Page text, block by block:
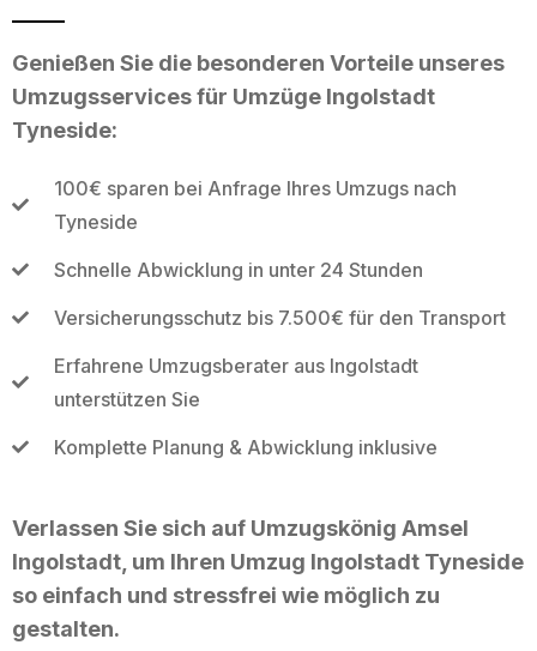
Genießen Sie die besonderen Vorteile unseres
Umzugsservices für Umzüge Ingolstadt
Tyneside:
100€ sparen bei Anfrage Ihres Umzugs nach
Tyneside
Schnelle Abwicklung in unter 24 Stunden
Versicherungsschutz bis 7.500€ für den Transport
Erfahrene Umzugsberater aus Ingolstadt
unterstützen Sie
Komplette Planung & Abwicklung inklusive
Verlassen Sie sich auf Umzugskönig Amsel
Ingolstadt, um Ihren Umzug Ingolstadt Tyneside
so einfach und stressfrei wie möglich zu
gestalten.